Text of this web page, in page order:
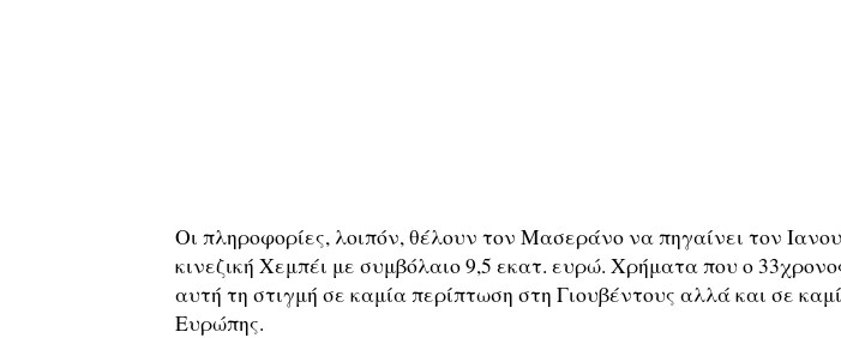
Οι πληροφορίες, λοιπόν, θέλουν τον Μασεράνο να πηγαίνει τον
κινεζική Χεμπέι με συμβόλαιο 9,5 εκατ. ευρώ. Χρήματα που ο
αυτή τη στιγμή σε καμία περίπτωση στη Γιουβέντους αλλά και σε
Ευρώπης.